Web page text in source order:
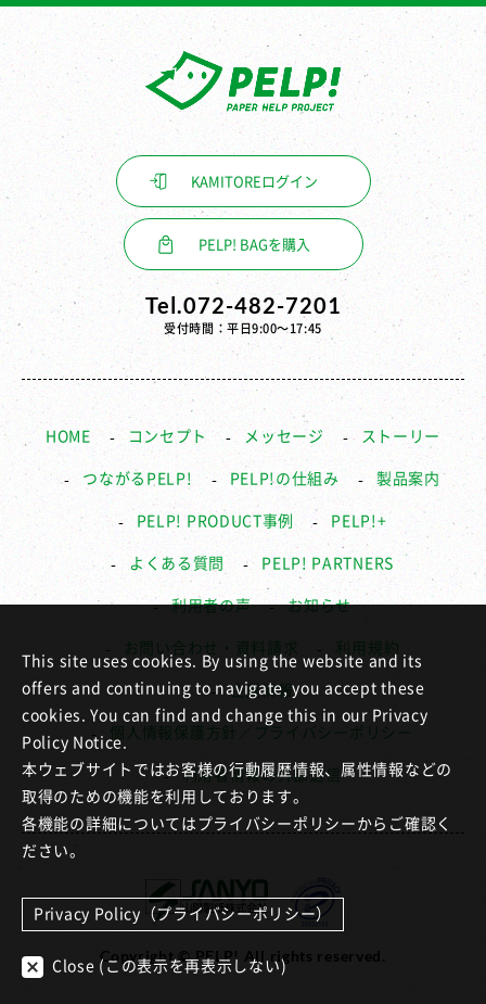
KAMITORE ログイン
PELP! BAGを購入
Tel.072-482-7201
受付時間：平日9:00〜17:45
HOME コンセプト メッセージ ストーリー
つながるPELP! PELP!の仕組み 製品案内
PELP! PRODUCT事例 PELP!+
よくある質問 PELP! PARTNERS
利用者の声 お知らせ
お問い合わせ・資料請求 利用規約
企業情報
個人情報保護方針／プライバシーポリシー
利用者情報の外部送信
Copyright © PELP! All rights reserved.
This site uses cookies. By using the website and its
offers and continuing to navigate, you accept these
cookies. You can find and change this in our Privacy
Policy Notice.
本ウェブサイトではお客様の行動履歴情報、属性情報などの
取得のための機能を利用しております。
各機能の詳細についてはプライバシーポリシーからご確認く
ださい。
Privacy Policy（プライバシーポリシー）
Close (この表示を再表示しない)